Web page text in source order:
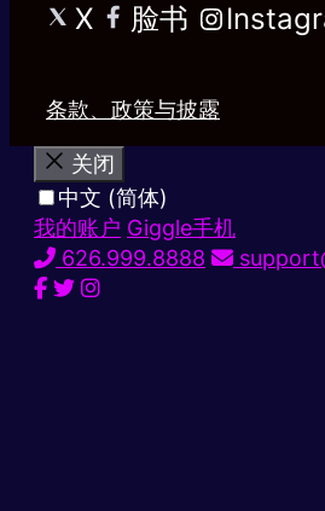
X 脸书
条款、政策与披露
关闭
中文 (简体)
我的账户 Giggle手机
626.999.8888